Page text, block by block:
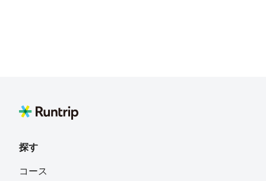
探す
コース